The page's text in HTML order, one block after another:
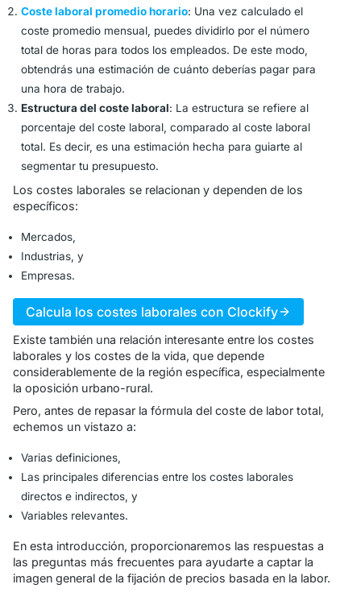
Coste laboral promedio horario: Una vez calculado el
coste promedio mensual, puedes dividirlo por el número
total de horas para todos los empleados. De este modo,
obtendrás una estimación de cuánto deberías pagar para
una hora de trabajo.
Estructura del coste laboral: La estructura se refiere al
porcentaje del coste laboral, comparado al coste laboral
total. Es decir, es una estimación hecha para guiarte al
segmentar tu presupuesto.
Los costes laborales se relacionan y dependen de los
específicos:
Mercados,
Industrias, y
Empresas.
Calcula los costes laborales con Clockify
Existe también una relación interesante entre los costes
laborales y los costes de la vida, que depende
considerablemente de la región específica, especialmente
la oposición urbano-rural.
Pero, antes de repasar la fórmula del coste de labor total,
echemos un vistazo a:
Varias definiciones,
Las principales diferencias entre los costes laborales
directos e indirectos, y
Variables relevantes.
En esta introducción, proporcionaremos las respuestas a
las preguntas más frecuentes para ayudarte a captar la
imagen general de la fijación de precios basada en la labor.